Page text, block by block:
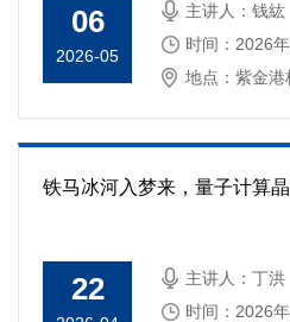
06
2026-05
主讲人：钱紘
时间：2026
地点：紫金
铁马冰河入梦来，量子计算
22
主讲人：丁洪
时间：2026